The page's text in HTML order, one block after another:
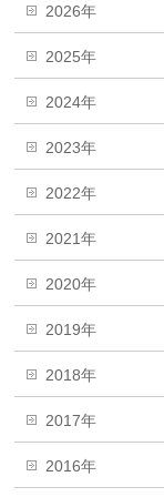
2026年
2025年
2024年
2023年
2022年
2021年
2020年
2019年
2018年
2017年
2016年